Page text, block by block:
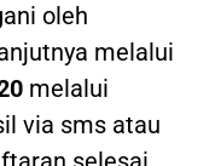
oleh
melalui
melalui
via sms atau